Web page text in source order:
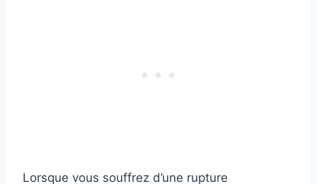
Lorsque vous souffrez d’une rupture